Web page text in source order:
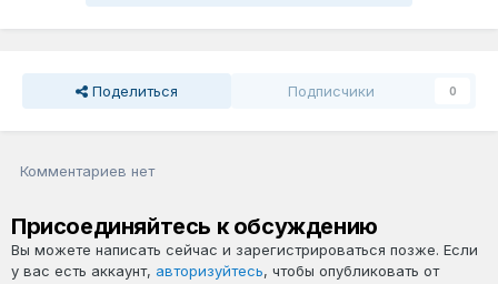
Поделиться Подписчики 0
Комментариев нет
Присоединяйтесь к обсуждению
Вы можете написать сейчас и зарегистрироваться позже. Если
у вас есть аккаунт, авторизуйтесь, чтобы опубликовать от